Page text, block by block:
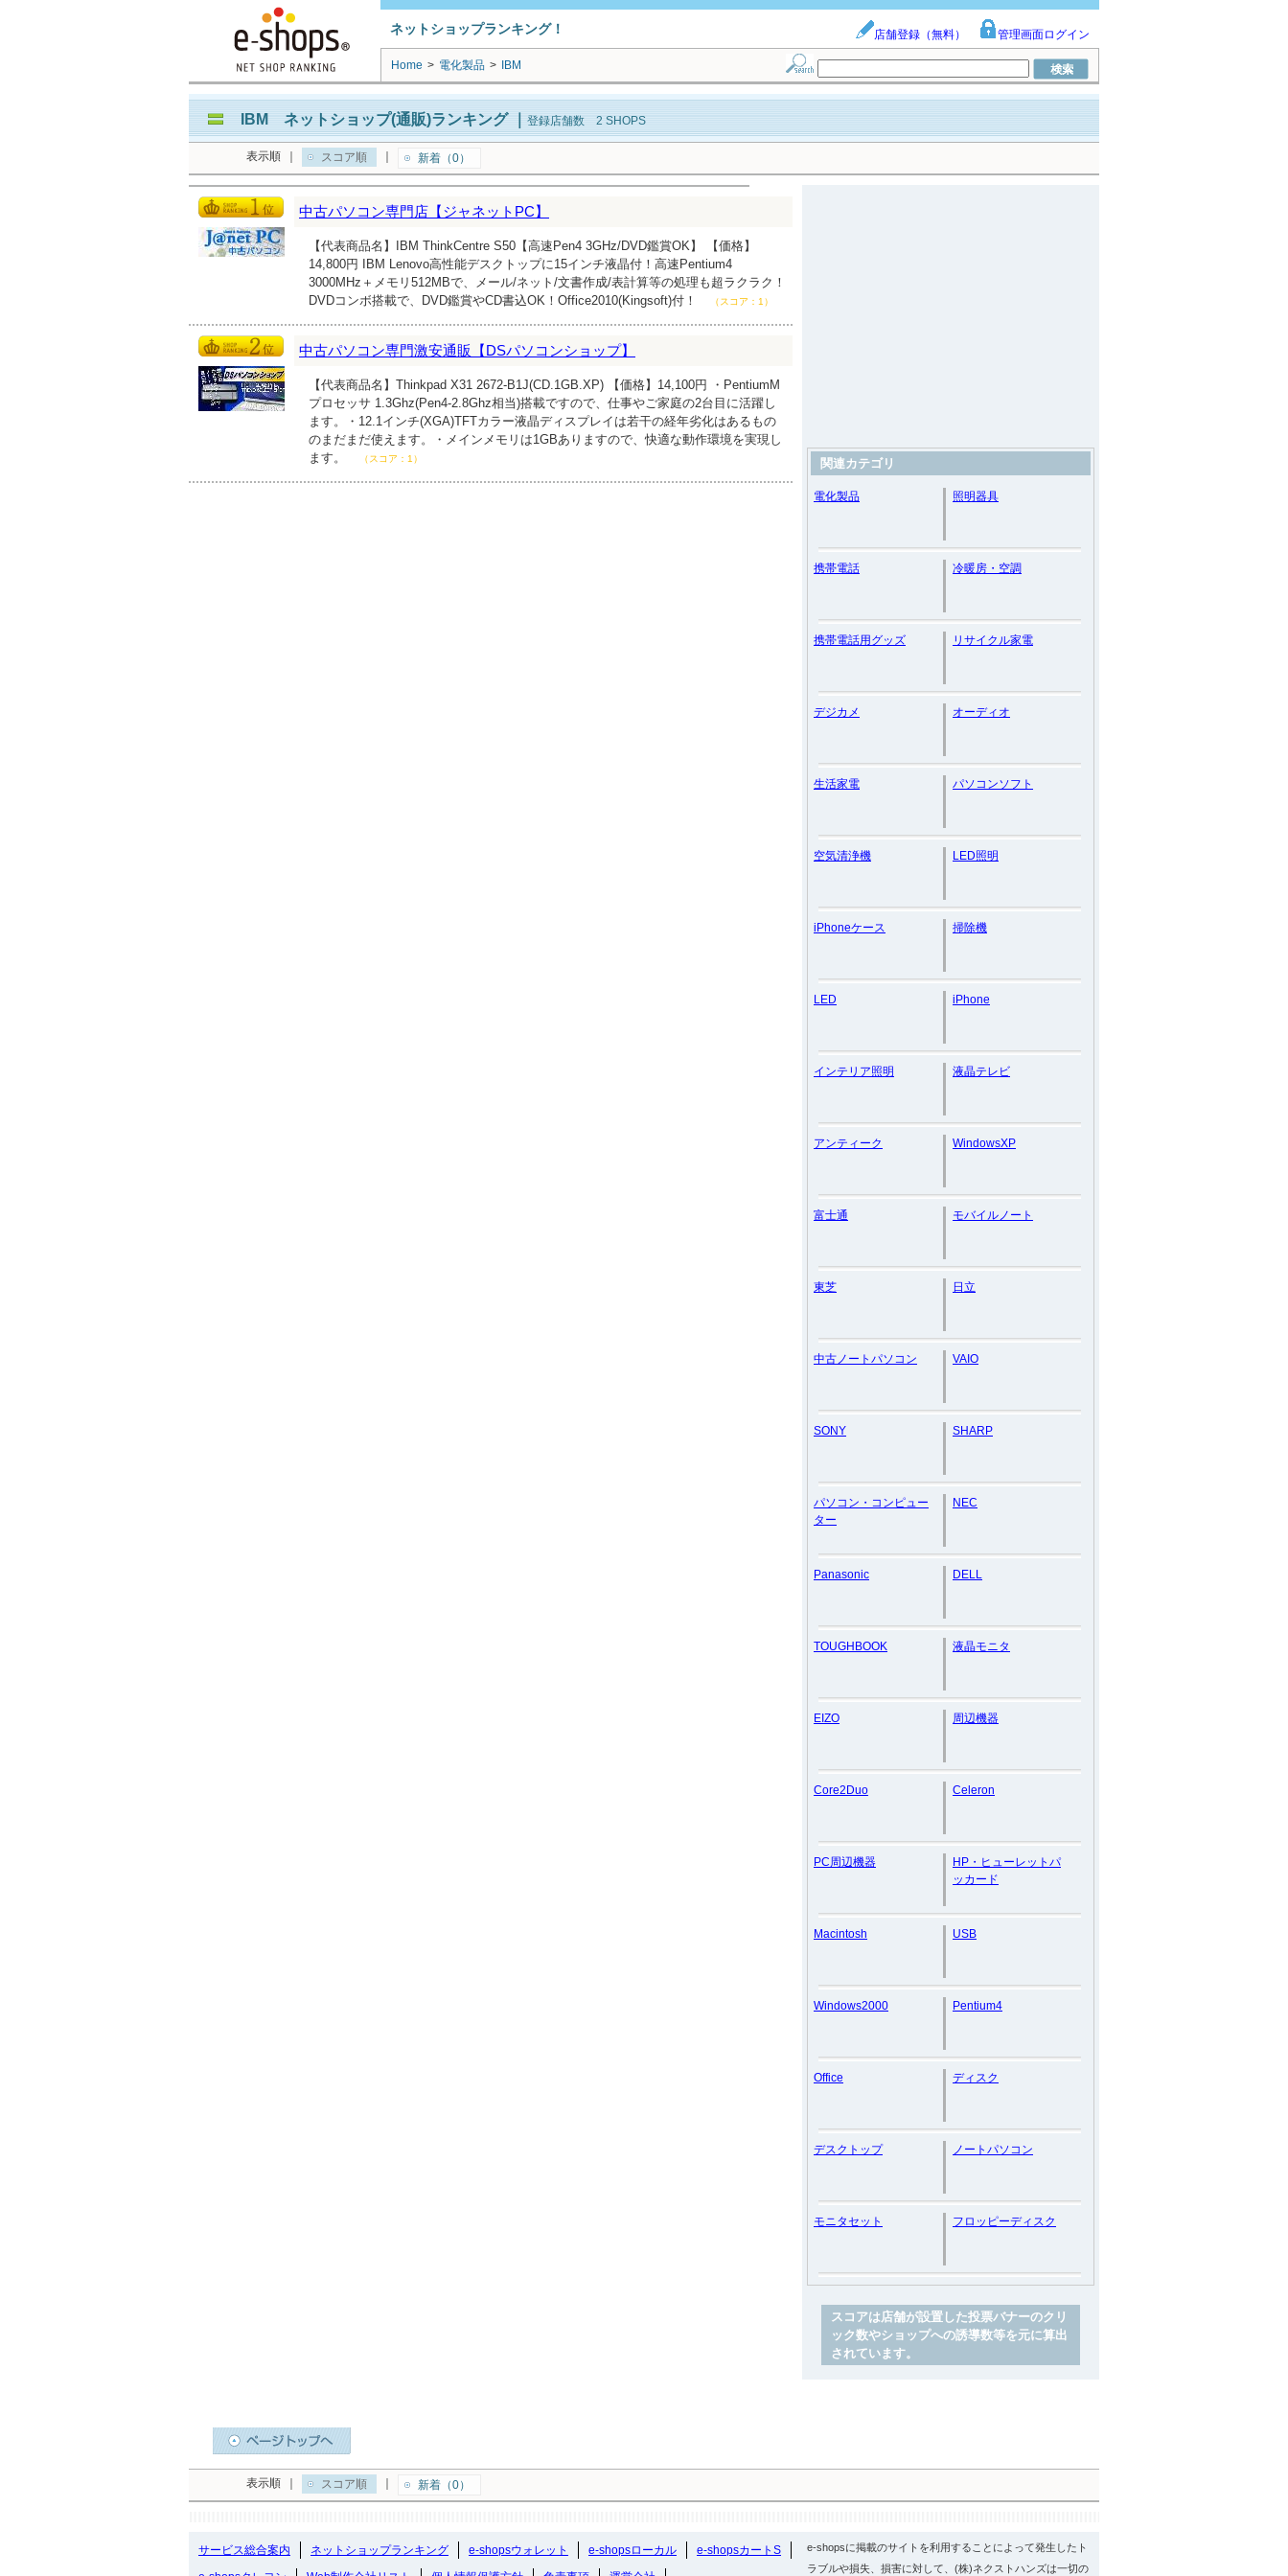
ネットショップランキング！ 店舗登録（無料） 管理画面ログイン
Home > 電化製品 > IBM
IBM ネットショップ(通販)ランキング｜ 登録店舗数 2 SHOPS
表示順 スコア順 新着（0）
中古パソコン専門店【ジャネットPC】
【代表商品名】IBM ThinkCentre S50【高速Pen4 3GHz/DVD鑑賞OK】 【価格】
14,800円 IBM Lenovo高性能デスクトップに15インチ液晶付！高速Pentium4
3000MHz＋メモリ512MBで、メール/ネット/文書作成/表計算等の処理も超ラクラク！
DVDコンボ搭載で、DVD鑑賞やCD書込OK！Office2010(Kingsoft)付！
（スコア：1）
中古パソコン専門激安通販【DSパソコンショップ】
【代表商品名】Thinkpad X31 2672-B1J(CD.1GB.XP) 【価格】14,100円 ・PentiumM
プロセッサ 1.3Ghz(Pen4-2.8Ghz相当)搭載ですので、仕事やご家庭の2台目に活躍し
ます。・12.1インチ(XGA)TFTカラー液晶ディスプレイは若干の経年劣化はあるもの
のまだまだ使えます。・メインメモリは1GBありますので、快適な動作環境を実現し
ます。
（スコア：1） 関連カテゴリ
電化製品 照明器具
携帯電話 冷暖房・空調
携帯電話用グッズ リサイクル家電
デジカメ オーディオ
生活家電 パソコンソフト
空気清浄機 LED照明
iPhoneケース 掃除機
LED iPhone
インテリア照明 液晶テレビ
アンティーク WindowsXP
富士通 モバイルノート
東芝 日立
中古ノートパソコン VAIO
SONY SHARP
パソコン・コンピュー
ター
NEC
Panasonic DELL
TOUGHBOOK 液晶モニタ
EIZO 周辺機器
Core2Duo Celeron
PC周辺機器
HP・ヒューレットパ
ッカード
Macintosh USB
Windows2000 Pentium4
Office ディスク
デスクトップ ノートパソコン
モニタセット フロッピーディスク
スコアは店舗が設置した投票バナーのクリ
ック数やショップへの誘導数等を元に算出
されています。
表示順 スコア順 新着（0）
サービス総合案内 ネットショップランキング e-shopsウォレット e-shopsローカル
e-shopsカートS
e-shopsに掲載のサイトを利用することによって発生したト
ラブルや損失、損害に対して、(株)ネクストハンズは一切の